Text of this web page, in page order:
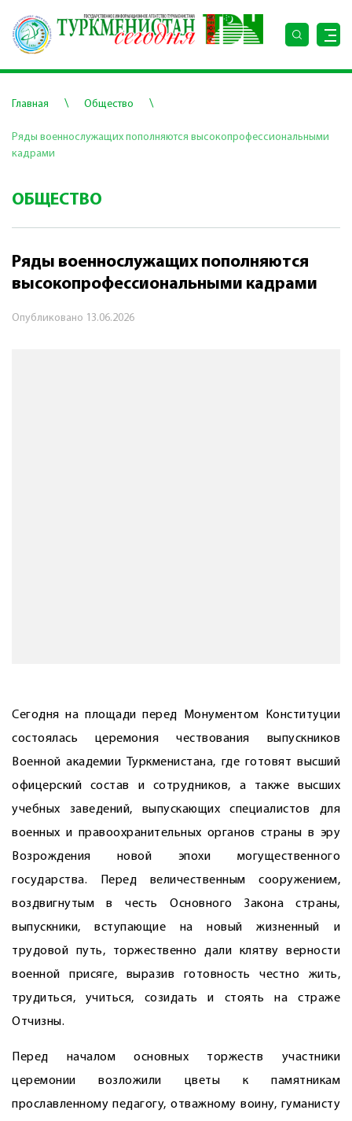
Главная \ Общество \
Ряды военнослужащих пополняются высокопрофессиональными
кадрами
ОБЩЕСТВО
Ряды военнослужащих пополняются
высокопрофессиональными кадрами
Опубликовано 13.06.2026
Сегодня на площади перед Монументом Конституции
состоялась церемония чествования выпускников
Военной академии Туркменистана, где готовят высший
офицерский состав и сотрудников, а также высших
учебных заведений, выпускающих специалистов для
военных и правоохранительных органов страны в эру
Возрождения новой эпохи могущественного
государства. Перед величественным сооружением,
воздвигнутым в честь Основного Закона страны,
выпускники, вступающие на новый жизненный и
трудовой путь, торжественно дали клятву верности
военной присяге, выразив готовность честно жить,
трудиться, учиться, созидать и стоять на страже
Отчизны.
Перед началом основных торжеств участники
церемонии возложили цветы к памятникам
прославленному педагогу, отважному воину, гуманисту